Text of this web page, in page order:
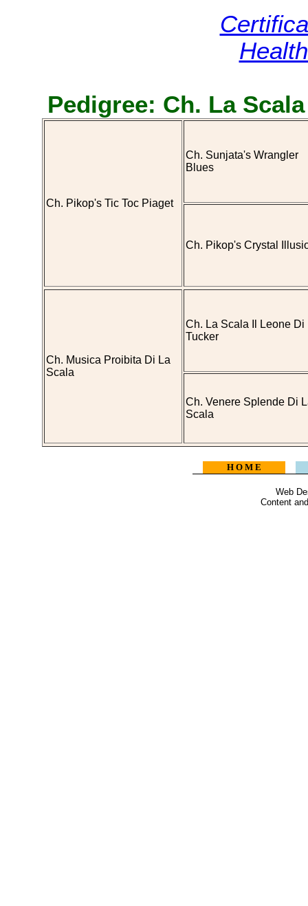
Pedigree: Ch. La
Ch. Pikop's Tic Toc Piaget
Ch. Sunjata's Wrangler
Blues
Ch. Pikop's Crystal
Ch. Musica Proibita Di La
Scala
Ch. La Scala Il Leone Di
Tucker
Ch. Venere Splende Di
Scala
H O M E
Web
Content